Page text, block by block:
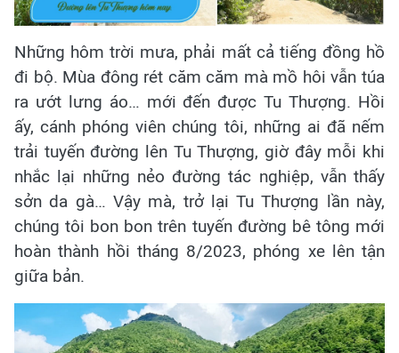
Những hôm trời mưa, phải mất cả tiếng đồng hồ
đi bộ. Mùa đông rét căm căm mà mồ hôi vẫn túa
ra ướt lưng áo… mới đến được Tu Thượng. Hồi
ấy, cánh phóng viên chúng tôi, những ai đã nếm
trải tuyến đường lên Tu Thượng, giờ đây mỗi khi
nhắc lại những nẻo đường tác nghiệp, vẫn thấy
sởn da gà… Vậy mà, trở lại Tu Thượng lần này,
chúng tôi bon bon trên tuyến đường bê tông mới
hoàn thành hồi tháng 8/2023, phóng xe lên tận
giữa bản.